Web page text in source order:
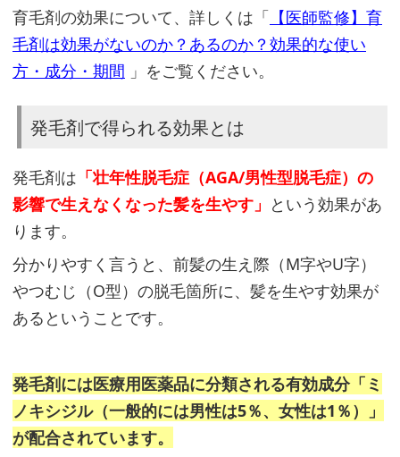
成
分
と
た
効
果
が
致
し
て
る
か
育毛剤の効果について、詳しくは「 【医師監修】育
毛剤は効果がないのか？あるのか？効果的な使い
方・成分・期間 」をご覧ください。
発毛剤で得られる効果とは
発毛剤は 「壮年性脱毛症（AGA/男性型脱毛症）の
影響で生えなくなった髪を生やす」 という効果があ
ります。
分かりやすく言うと、前髪の生え際（M字やU字）
やつむじ（O型）の脱毛箇所に、髪を生やす効果が
あるということです。
発毛剤には医療用医薬品に分類される有効成分「ミ
ノキシジル（一般的には男性は5％、女性は1％）」
が配合されています。